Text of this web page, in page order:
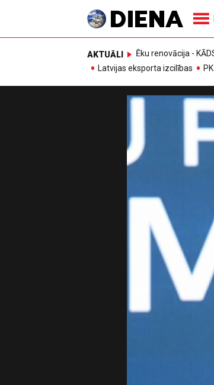
AKTUĀLI Ēku renovācija -
Latvijas eksporta izcilības